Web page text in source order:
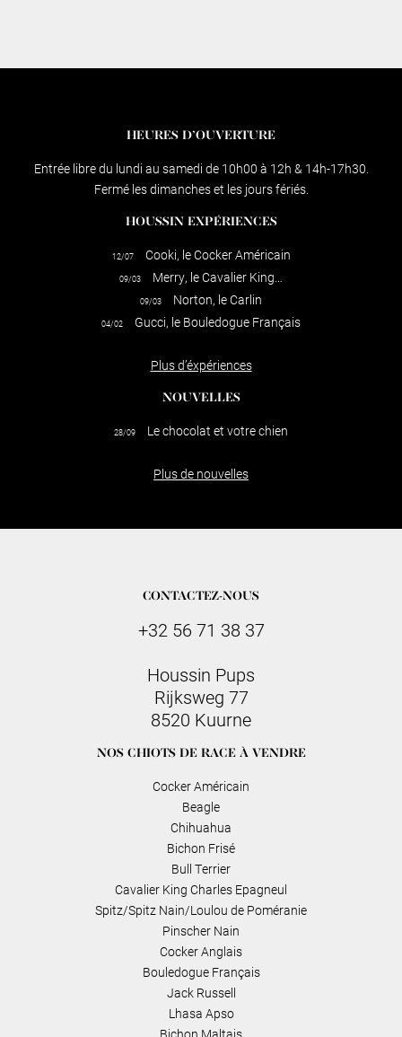
HEURES D’OUVERTURE
Entrée libre du lundi au samedi de 10h00 à 12h & 14h-17h30.
Fermé les dimanches et les jours fériés.
HOUSSIN EXPÉRIENCES
12/07 Cooki, le Cocker Américain
09/03 Merry, le Cavalier King…
09/03 Norton, le Carlin
04/02 Gucci, le Bouledogue Français
Plus d’éxpériences
NOUVELLES
28/09 Le chocolat et votre chien
Plus de nouvelles
CONTACTEZ-NOUS
+32 56 71 38 37
Houssin Pups
Rijksweg 77
8520 Kuurne
NOS CHIOTS DE RACE À VENDRE
Cocker Américain
Beagle
Chihuahua
Bichon Frisé
Bull Terrier
Cavalier King Charles Epagneul
Spitz/Spitz Nain/Loulou de Poméranie
Pinscher Nain
Cocker Anglais
Bouledogue Français
Jack Russell
Lhasa Apso